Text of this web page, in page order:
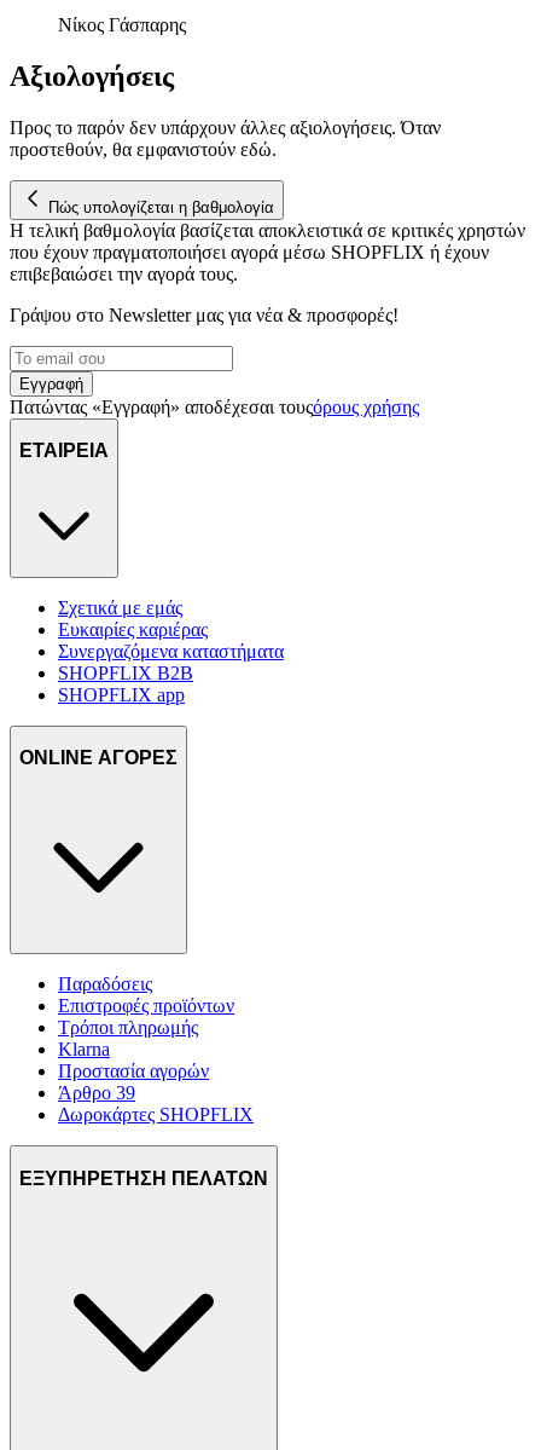
Νίκος Γάσπαρης
Αξιολογήσεις
Προς το παρόν δεν υπάρχουν άλλες αξιολογήσεις. Όταν
προστεθούν, θα εμφανιστούν εδώ.
Πώς υπολογίζεται η βαθμολογία
Η τελική βαθμολογία βασίζεται αποκλειστικά σε κριτικές χρηστών
που έχουν πραγματοποιήσει αγορά μέσω SHOPFLIX ή έχουν
επιβεβαιώσει την αγορά τους.
Γράψου στο Νewsletter μας για νέα & προσφορές!
Εγγραφή
Πατώντας «Εγγραφή» αποδέχεσαι τουςόρους χρήσης
ΕΤΑΙΡΕΙΑ
Σχετικά με εμάς
Ευκαιρίες καριέρας
Συνεργαζόμενα καταστήματα
SHOPFLIX B2B
SHOPFLIX app
ONLINE ΑΓΟΡΕΣ
Παραδόσεις
Επιστροφές προϊόντων
Τρόποι πληρωμής
Klarna
Προστασία αγορών
Άρθρο 39
Δωροκάρτες SHOPFLIX
ΕΞΥΠΗΡΕΤΗΣΗ ΠΕΛΑΤΩΝ